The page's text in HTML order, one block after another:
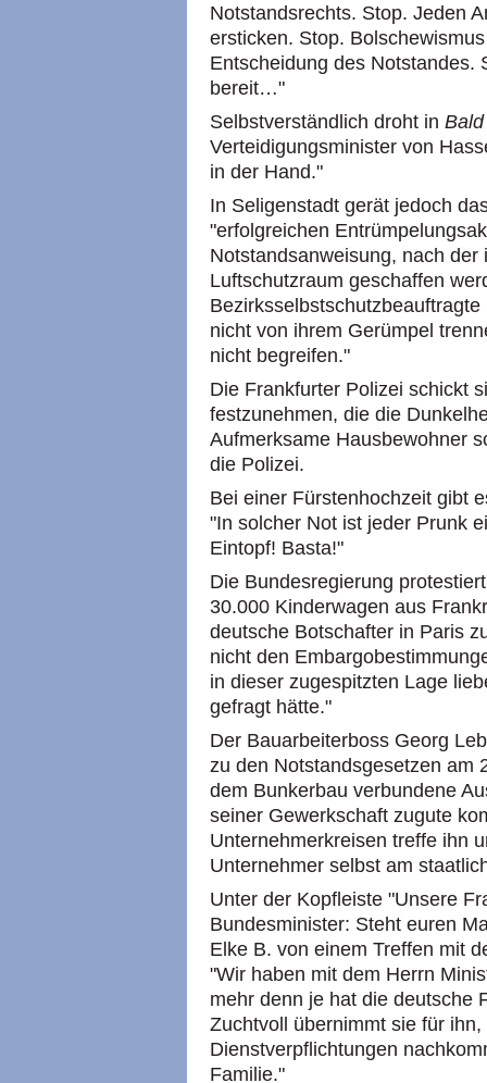
Notstandsrechts. Stop. Jeden
ersticken. Stop.
Entscheidung des Notstandes.
bereit…"
Selbstverständlich droht in Bald
Verteidigungsminister von
in der Hand."
In Seligenstadt gerät jedoch
"erfolgreichen
Notstandsanweisung, nach
Luftschutzraum geschaffen
nicht von ihrem Gerümpel
nicht begreifen."
Die Frankfurter Polizei schickt
festzunehmen, die die
Aufmerksame Hausbewohner
die Polizei.
Bei einer Fürstenhochzeit gibt
"In solcher Not ist jeder Prunk
Eintopf! Basta!"
Die Bundesregierung
30.000 Kinderwagen aus
deutsche Botschafter in Paris
nicht den
in dieser zugespitzten Lage
gefragt hätte."
Der Bauarbeiterboss Georg
zu den Notstandsgesetzen am
dem Bunkerbau verbundene
seiner Gewerkschaft zugute
Unternehmerkreisen treffe ihn
Unternehmer selbst am
Unter der Kopfleiste "Unsere
Bundesminister: Steht euren
Elke B. von einem Treffen mit
"Wir haben mit dem Herrn
mehr denn je hat die deutsche
Zuchtvoll übernimmt sie für
Dienstverpflichtungen
Familie."